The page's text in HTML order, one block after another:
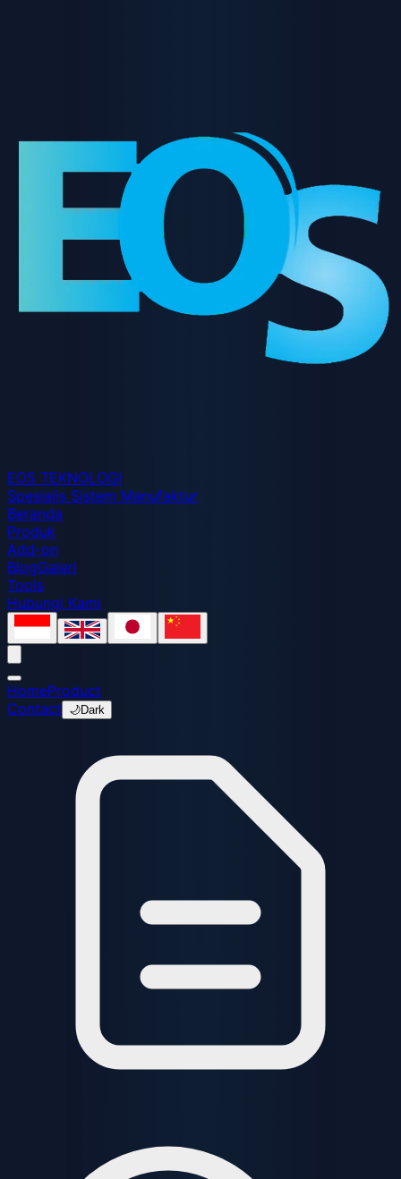
EOS TEKNOLOGI
Spesialis Sistem Manufaktur
Beranda
Produk
Add-on
BlogGaleri
Tools
Hubungi Kami
HomeProduct
Contact
🌙Dark